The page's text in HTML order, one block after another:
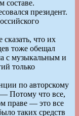
составе.
президент.
что их
тоже обещал
с музыкальным и
только
по авторскому
— Потому что все,
праве — это все
таких средств